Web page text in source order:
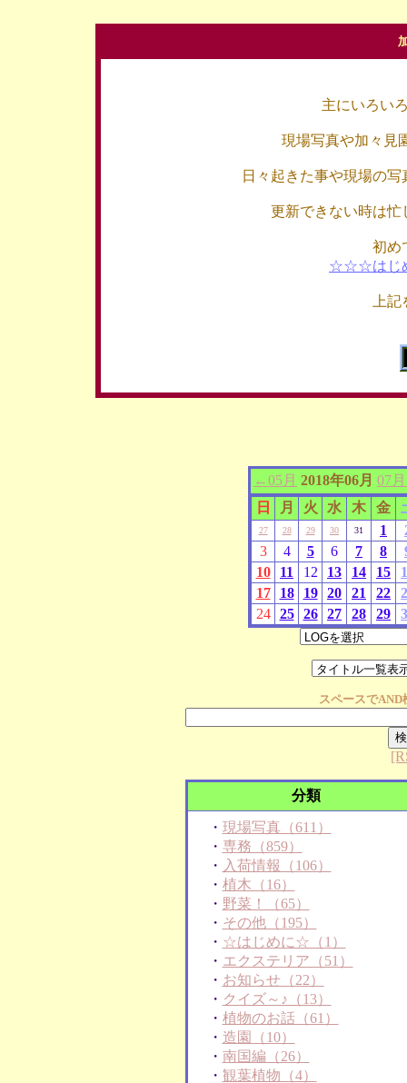
主にいろい
現場写真や加々見
日々起きた事や現場の
更新できない時は忙
初め
☆☆☆はじ
上
←05月 2018年06月 07
日
月 火 水 木 金
27 28 29 30 31 1
3
4 5 6 7 8
10
11 12 13 14 15
17
18 19 20 21 22
24
25 26 27 28 29
スペースでAND
分類
・ 現場写真（611）
・ 専務（859）
・ 入荷情報（106）
・ 植木（16）
・ 野菜！（65）
・ その他（195）
・ ☆はじめに☆（1）
・ エクステリア（51）
・ お知らせ（22）
・ クイズ～♪（13）
・ 植物のお話（61）
・ 造園（10）
・ 南国編（26）
・ 観葉植物（4）